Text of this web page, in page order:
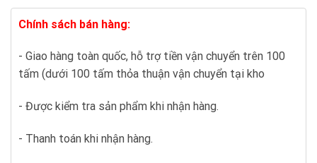
Chính sách bán hàng:
- Giao hàng toàn quốc, hỗ trợ tiền vận chuyển trên 100
tấm (dưới 100 tấm thỏa thuận vận chuyển tại kho
- Được kiểm tra sản phẩm khi nhận hàng.
- Thanh toán khi nhận hàng.